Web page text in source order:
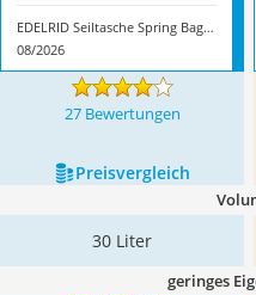
EDELRID Seiltasche Spring Bag 30
08/2026
27 Bewertungen
Preis­vergleich
30 Liter
geringes